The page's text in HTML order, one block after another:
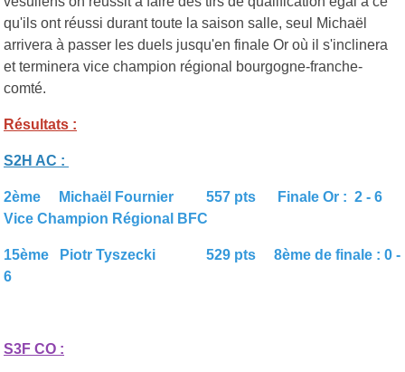
qu'ils ont réussi durant toute la saison salle, seul Michaël
arrivera à passer les duels jusqu'en finale Or où il s'inclinera
et terminera vice champion régional bourgogne-franche-
comté.
Résultats :
S2H AC :
2ème Michaël Fournier 557 pts Finale Or : 2 - 6
Vice Champion Régional BFC
15ème Piotr Tyszecki 529 pts 8ème de finale : 0 -
6
S3F CO :